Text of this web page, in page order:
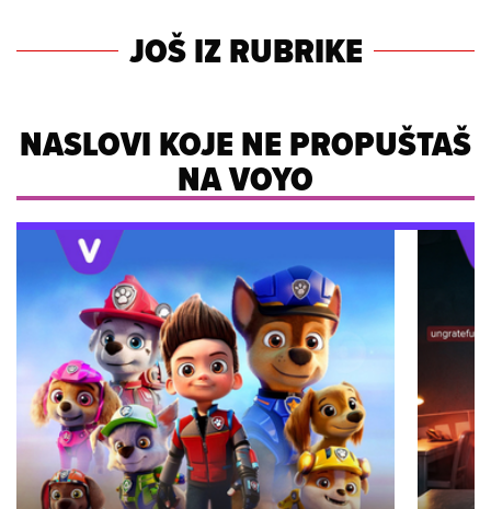
JOŠ IZ RUBRIKE
NASLOVI KOJE NE PROPUŠTAŠ
NA VOYO